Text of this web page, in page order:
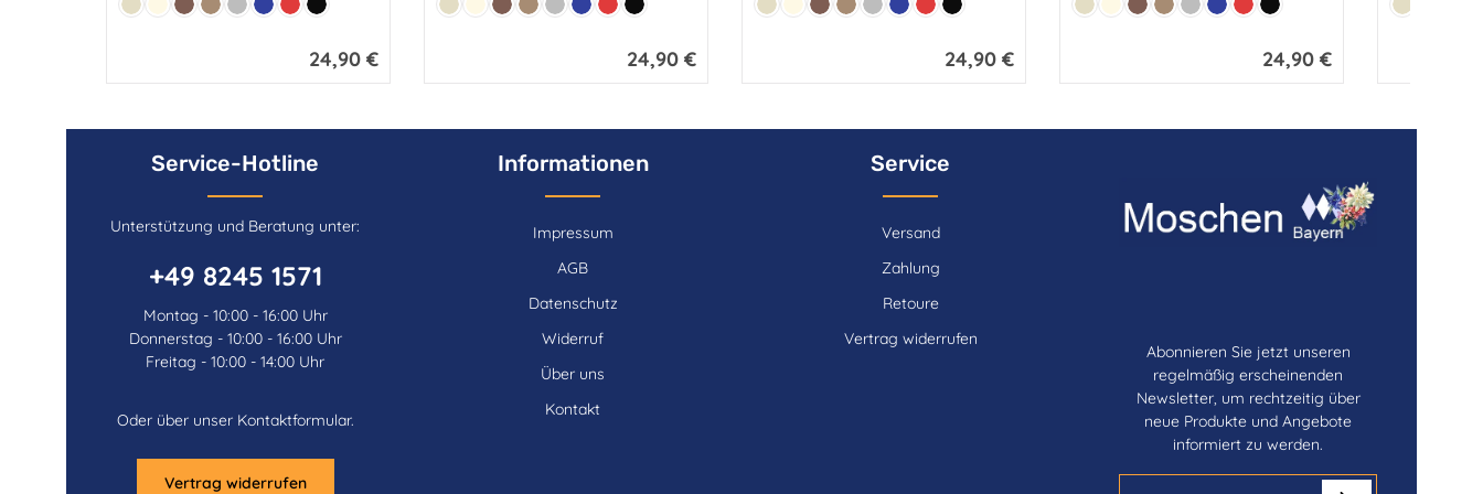
BeigeCremeBraunHellbraun
GrauMarineRot Schwarz
Regulärer Preis:
24,90 €
BeigeCremeBraunHellbraun
GrauMarineRot Schwarz
Regulärer Preis:
24,90 €
BeigeCremeBraunHellbraun
GrauMarineRot Schwarz
Regulärer Preis:
24,90 €
BeigeCremeBraunHellbraun
GrauMarineRot Schwarz
Regulärer Preis:
24,90 €
Beige
Service-Hotline
Unterstützung und Beratung unter:
+49 8245 1571
Montag - 10:00 - 16:00 Uhr
Donnerstag - 10:00 - 16:00 Uhr
Freitag - 10:00 - 14:00 Uhr
Oder über unser Kontaktformular.
Vertrag widerrufen
Informationen
Impressum
AGB
Datenschutz
Widerruf
Über uns
Kontakt
Service
Versand
Zahlung
Retoure
Vertrag widerrufen
Abonnieren Sie jetzt unseren
regelmäßig erscheinenden
Newsletter, um rechtzeitig über
neue Produkte und Angebote
informiert zu werden.
E-Mail-Adresse*